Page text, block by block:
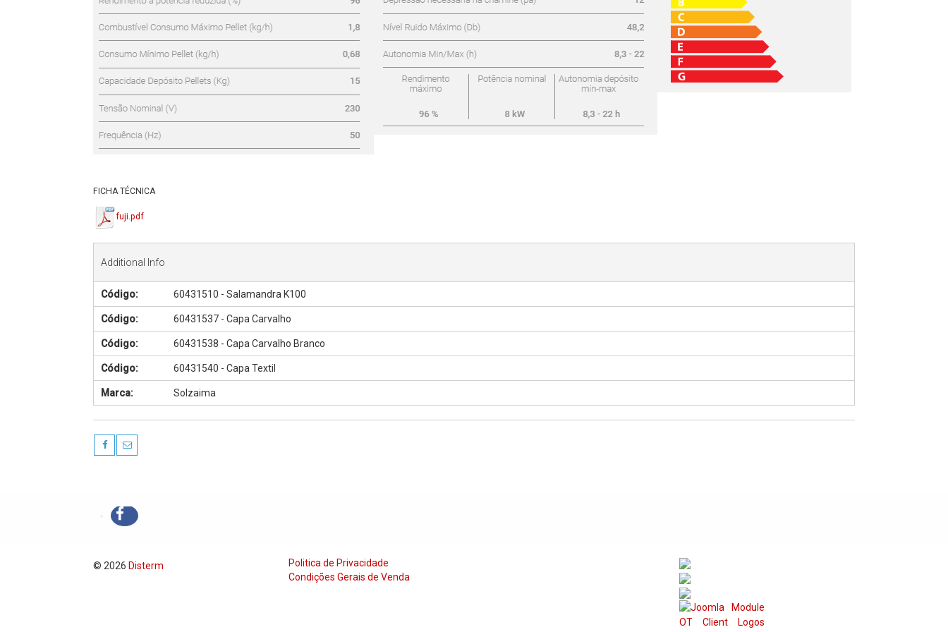
FICHA TÉCNICA
fuji.pdf
Additional Info
Código: 60431510 - Salamandra K100
Código: 60431537 - Capa Carvalho
Código: 60431538 - Capa Carvalho Branco
Código: 60431540 - Capa Textil
Marca: Solzaima
© 2026 Disterm
Politica de Privacidade
Condições Gerais de Venda